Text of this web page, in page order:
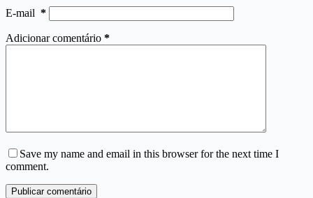
E-mail *
Adicionar comentário *
Save my name and email in this browser for the next time I
comment.
Publicar comentário